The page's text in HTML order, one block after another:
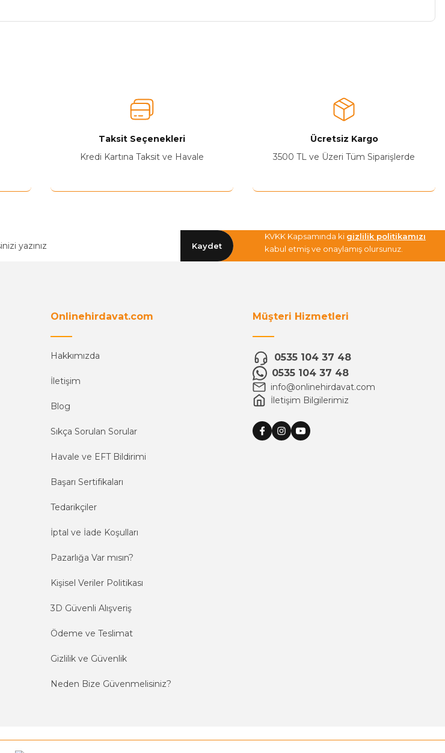
Yetkiliye Gönder
Taksit Seçenekleri
Kredi Kartına Taksit ve Havale
Ücretsiz Kargo
3500 TL ve Üzeri Tüm Siparişlerde
Kaydet
KVKK Kapsamında ki gizlilik politikamızı
kabul etmiş ve onaylamış olursunuz.
Onlinehirdavat.com
Hakkımızda
İletişim
Blog
Sıkça Sorulan Sorular
Havale ve EFT Bildirimi
Başarı Sertifikaları
Tedarikçiler
İptal ve İade Koşulları
Pazarlığa Var mısın?
Kişisel Veriler Politikası
3D Güvenli Alışveriş
Ödeme ve Teslimat
Gizlilik ve Güvenlik
Neden Bize Güvenmelisiniz?
Müşteri Hizmetleri
0535 104 37 48
0535 104 37 48
info@onlinehirdavat.com
İletişim Bilgilerimiz